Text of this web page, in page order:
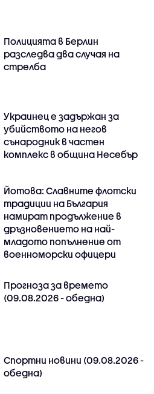
Полицията в Берлин
разследва два случая на
стрелба
Украинец е задържан за
убийството на негов
сънародник в частен
комплекс в община Несебър
Йотова: Славните флотски
традиции на България
намират продължение в
дръзновението на най-
младото попълнение от
военноморски офицери
Прогноза за времето
(09.08.2026 - обедна)
Спортни новини (09.08.2026 -
обедна)